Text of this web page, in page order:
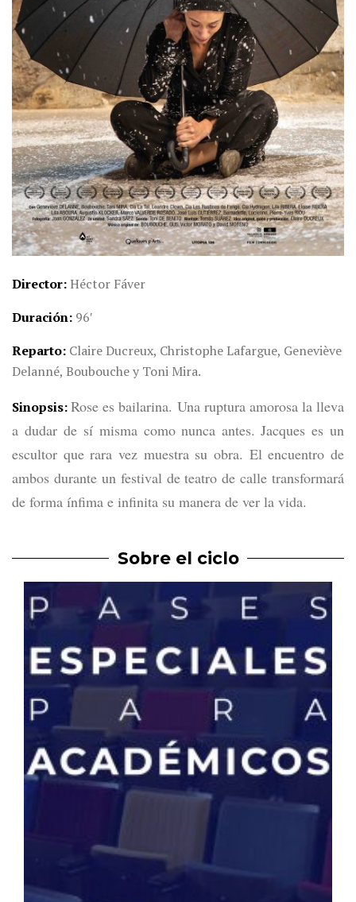
Director Héctor Fáver
Duración 96′
Reparto Claire Ducreux, Christophe Lafargue, Geneviève
Delanné, Boubouche y Toni Mira.
Sinopsis Rose es bailarina. Una ruptura amorosa la lleva
a dudar de sí misma como nunca antes. Jacques es un
escultor que rara vez muestra su obra. El encuentro de
ambos durante un festival de teatro de calle transformará
de forma ínfima e infinita su manera de ver la vida.
Sobre el ciclo